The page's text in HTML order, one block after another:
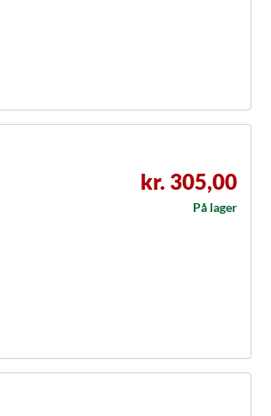
kr. 305,00
På lager